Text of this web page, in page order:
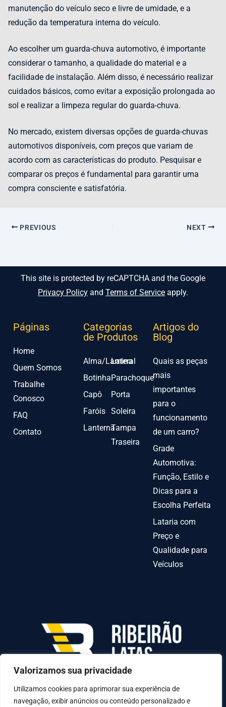
Valorizamos sua privacidade
Utilizamos cookies para aprimorar sua experiência de
navegação, exibir anúncios ou conteúdo personalizado e
manutenção do veículo seco e livre de umidade, e a
redução da temperatura interna do veículo.
Ao escolher um guarda-chuva automotivo, é importante
considerar o tamanho, a qualidade do material e a
facilidade de instalação. Além disso, é necessário realizar
cuidados básicos, como evitar a exposição prolongada ao
sol e realizar a limpeza regular do guarda-chuva.
No mercado, existem diversas opções de guarda-chuvas
automotivos disponíveis, com preços que variam de
acordo com as características do produto. Pesquisar e
comparar os preços é fundamental para garantir uma
compra consciente e satisfatória.
PREVIOUS NEXT
This site is protected by reCAPTCHA and the Google
Privacy Policy and Terms of Service apply.
Páginas
Home
Quem Somos
Trabalhe
Conosco
FAQ
Contato
Categorias
de Produtos
Alma/Lamina
Botinha
Capô
Faróis
Lanterna
Lateral
Parachoque
Porta
Soleira
Tampa
Traseira
Artigos do
Blog
Quais as peças
mais
importantes
para o
funcionamento
de um carro?
Grade
Automotiva:
Função, Estilo e
Dicas para a
Escolha Perfeita
Lataria com
Preço e
Qualidade para
Veículos
AV INDEPENDENCIA º 6378 QUADRA70-C LOTE
31-A, Goiânia - GO, 74070-010